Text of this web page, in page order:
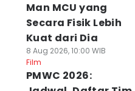
Man MCU yang
Secara Fisik Lebih
Kuat dari Dia
8 Aug 2026, 10:00 WIB
Film
PMWC 2026: